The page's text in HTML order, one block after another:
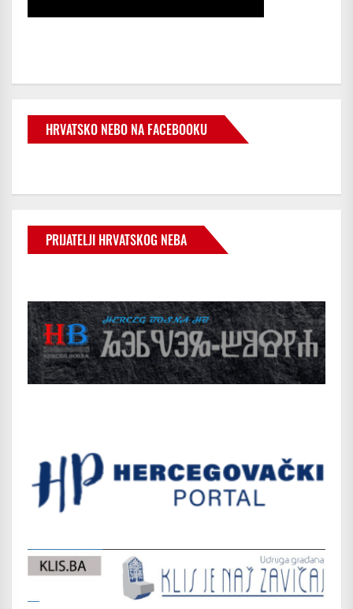
HRVATSKO NEBO NA FACEBOOKU
PRIJATELJI HRVATSKOG NEBA